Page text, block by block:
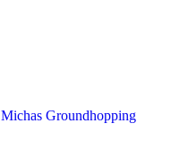
Michas Groundhopping